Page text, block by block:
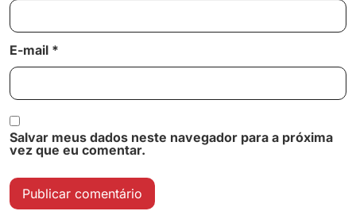
E-mail *
Salvar meus dados neste navegador para a próxima
vez que eu comentar.